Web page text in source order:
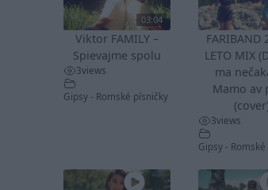
03:04
Viktor FAMILY –
Spievajme spolu
3views
Gipsy - Romské písničky
FARIBAND
LETO MIX
ma
Mamo av
3views
Gipsy -